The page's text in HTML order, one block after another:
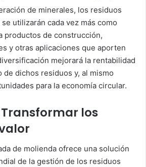
de minerales, los residuos
utilizarán cada vez más como
productos de construcción,
y otras aplicaciones que aporten
mejorará la rentabilidad
dichos residuos y, al mismo
para la economía circular.
los
de molienda ofrece una solución
de la gestión de los residuos